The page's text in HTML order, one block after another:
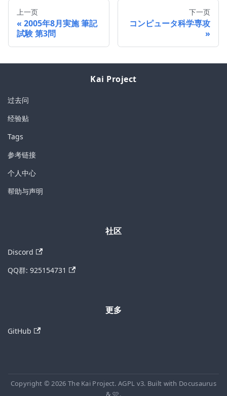
上一页
2005年8月実施 筆記
試験 第3問
下一页
コンピュータ科学専攻
Kai Project
过去问
经验贴
Tags
参考链接
个人中心
帮助与声明
社区
Discord
QQ群: 925154731
更多
GitHub
Copyright © 2026 The Kai Project. AGPL v3. Built with Docusaurus
& 🩷.